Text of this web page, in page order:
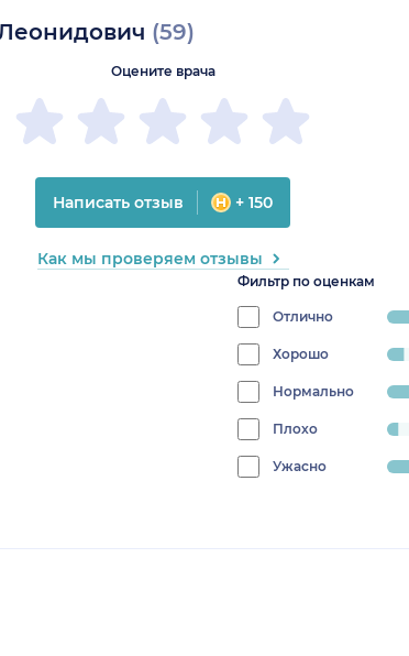
(59)
Фильтр по оценкам
Отличноprogress:
Хорошо
5.084745762711865%
Нормально
6.779661016949152%
Плохо
3.389830508474576%
Ужасно
Оцените врача
Написать отзыв + 150
Как мы проверяем отзывы